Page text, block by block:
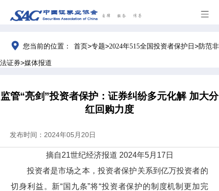
您当前的位置： 首页>专题>2024年515全国投资者保护日 >防范非
法证券>媒体报道
监管“亮剑”投资者保护：证券纠纷多元化解 加大分
红回购力度
发布时间：2024年05月20日
摘自21世纪经济报道 2024年5月 17 日
投资者是市场之本，投资者保护关系到亿万投资者的
切身利益。新“国九条”将“投资者保护的制度机制更加完